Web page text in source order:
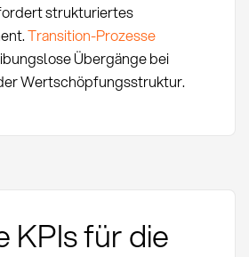
strukturiertes
Transition-Prozesse
Übergänge bei
Wertschöpfungsstruktur.
KPIs für die